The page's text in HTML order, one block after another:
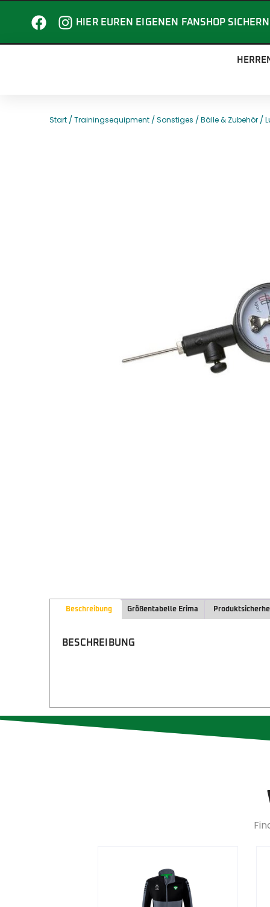
HIER EUREN EIGENEN FANSHOP
Start /Trainingsequipment /Sonstiges /Bälle & Zubehör /
Beschreibung Größentabelle Erima
BESCHREIBUNG